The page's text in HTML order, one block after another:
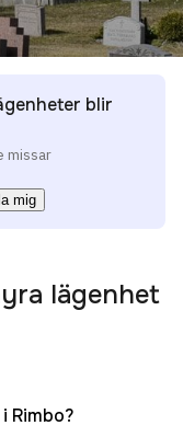
blir
missar
mig
lägenhet
Rimbo?